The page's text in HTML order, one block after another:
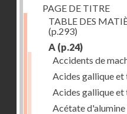
PAGE DE TITRE
TABLE DES
(p.293)
A (p.24)
Accidents de
Acides gallique et
Acides gallique et
Acétate d'alumine